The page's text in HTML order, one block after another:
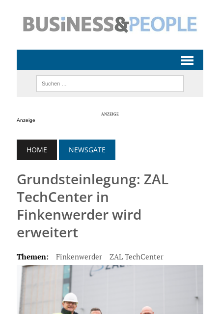
Anzeige
HOME NEWSGATE
Grundsteinlegung: ZAL
TechCenter in
Finkenwerder wird
erweitert
Themen: Finkenwerder ZAL TechCenter